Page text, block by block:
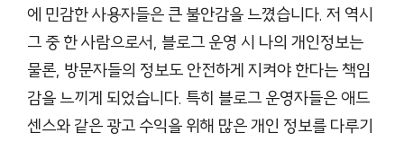
에 민감한 사용자들은 큰 불안감을 느꼈습니다. 저 역시
그 중 한 사람으로서, 블로그 운영 시 나의 개인정보는
물론, 방문자들의 정보도 안전하게 지켜야 한다는 책임
감을 느끼게 되었습니다. 특히 블로그 운영자들은 애드
센스와 같은 광고 수익을 위해 많은 개인 정보를 다루기